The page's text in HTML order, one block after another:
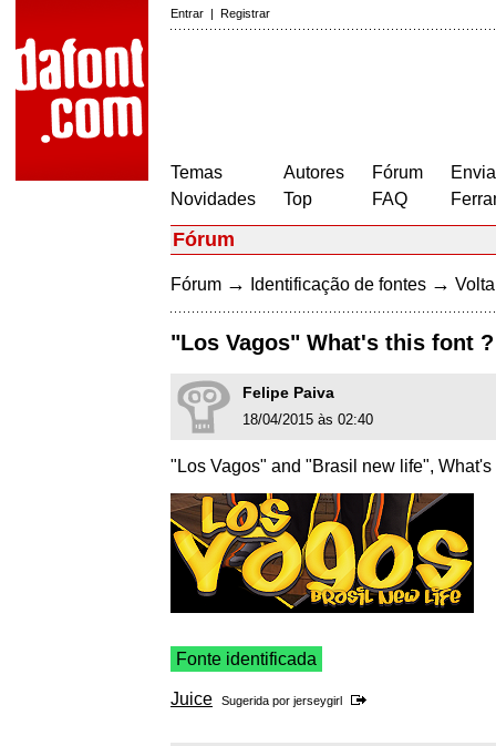
Entrar | Registrar
Temas
Novidades
Autores
Top
Fórum
FAQ
Fórum
Fórum → Identificação de fontes →
"Los Vagos" What's this font ?
Felipe Paiva
18/04/2015 às 02:40
"Los Vagos" and "Brasil new life", What's
Fonte identificada
Juice Sugerida por jerseygirl